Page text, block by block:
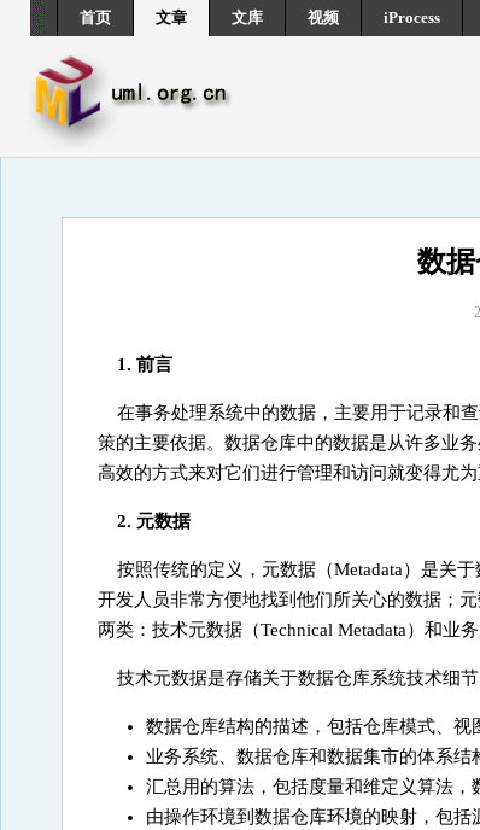
首页 文章 文库 视频 iProcess
数
1. 前言
在事务处理系统中的数据，主要用于记录和
策的主要依据。数据仓库中的数据是从许多业
高效的方式来对它们进行管理和访问就变得尤
2. 元数据
按照传统的定义，元数据（Metadata）是关
开发人员非常方便地找到他们所关心的数据；
两类：技术元数据（Technical Metadata）和业务
技术元数据是存储关于数据仓库系统技术细
数据仓库结构的描述，包括仓库模式、视
业务系统、数据仓库和数据集市的体系结
汇总用的算法，包括度量和维定义算法，
由操作环境到数据仓库环境的映射，包括